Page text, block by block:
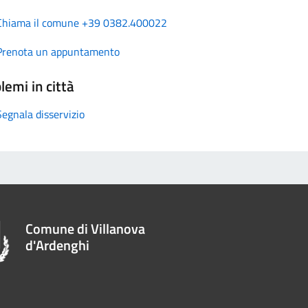
il comune +39 0382.400022
un appuntamento
in città
disservizio
Comune di Villanova
d'Ardenghi